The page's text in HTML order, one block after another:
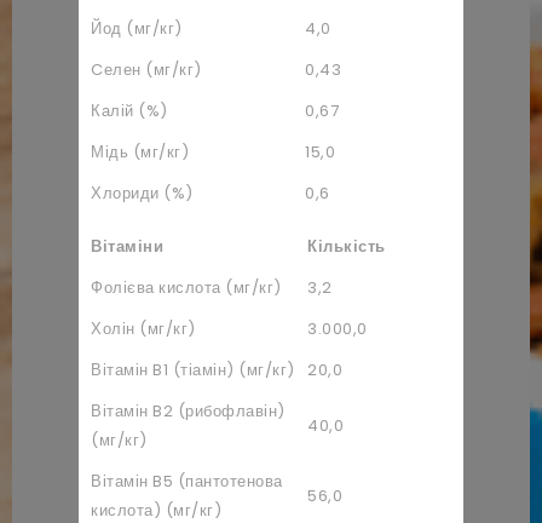
Йод (мг/кг)
4,0
Cелен (мг/кг)
0,43
Калій (%)
0,67
Мідь (мг/кг)
15,0
Хлориди (%)
0,6
Вітаміни
Кількість
Фолієва кислота (мг/кг)
3,2
Холін (мг/кг)
3.000,0
Вітамін B1 (тіамін) (мг/кг)
20,0
Вітамін B2 (рибофлавін)
(мг/кг)
40,0
Вітамін B5 (пантотенова
кислота) (мг/кг)
56,0